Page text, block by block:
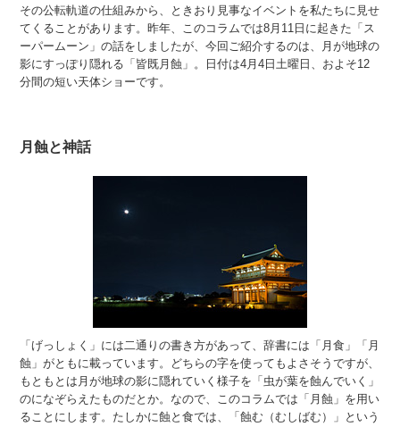
その公転軌道の仕組みから、ときおり見事なイベントを私たちに見せ
てくることがあります。昨年、このコラムでは8月11日に起きた「ス
ーパームーン」の話をしましたが、今回ご紹介するのは、月が地球の
影にすっぽり隠れる「皆既月蝕」。日付は4月4日土曜日、およそ12
分間の短い天体ショーです。
月蝕と神話
「げっしょく」には二通りの書き方があって、辞書には「月食」「月
蝕」がともに載っています。どちらの字を使ってもよさそうですが、
もともとは月が地球の影に隠れていく様子を「虫が葉を蝕んでいく」
のになぞらえたものだとか。なので、このコラムでは「月蝕」を用い
ることにします。たしかに蝕と食では、「蝕む（むしばむ）」という